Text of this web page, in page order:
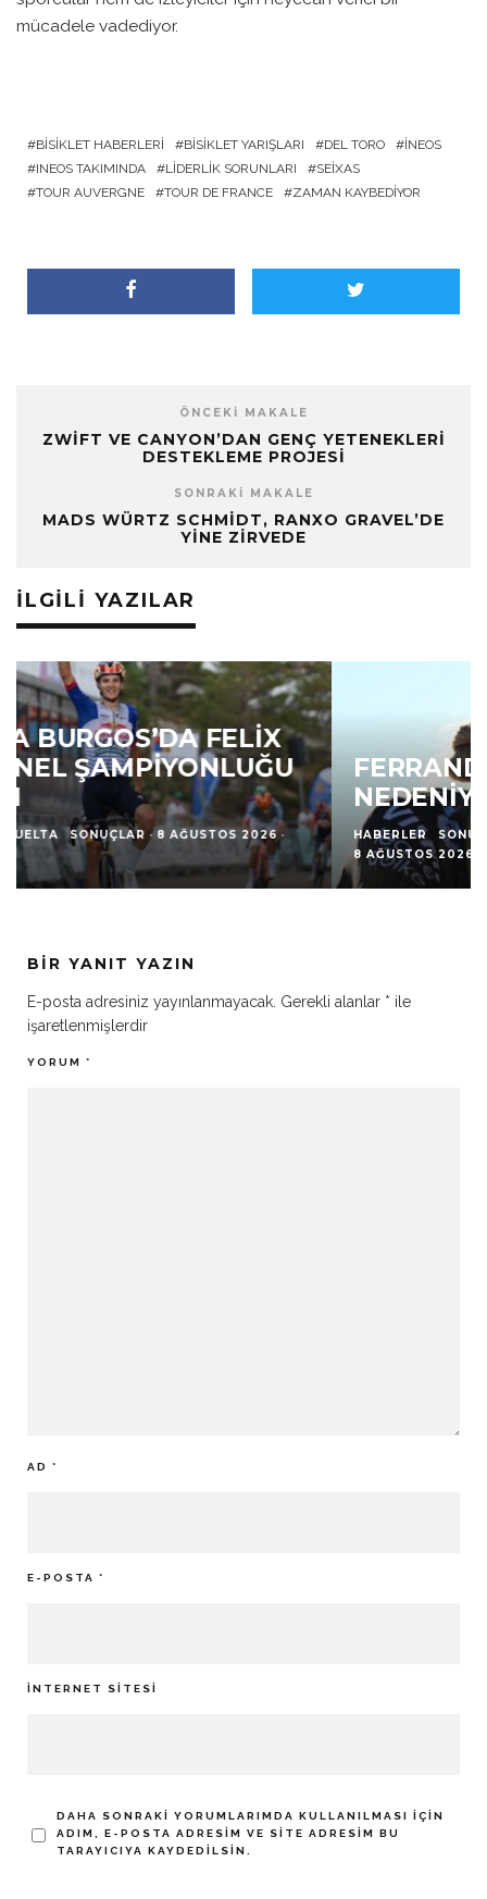
mücadele vadediyor.
BISIKLET HABERLERI BISIKLET YARIŞLARI DEL TORO
INEOS
INEOS TAKIMINDA
LIDERLIK SORUNLARI
SEIXAS
TOUR AUVERGNE
TOUR DE FRANCE ZAMAN KAYBEDIYOR
ÖNCEKI MAKALE
ZWIFT VE CANYON’DAN GENÇ YETENEKLERI
DESTEKLEME PROJESI
SONRAKI MAKALE
MADS WÜRTZ SCHMIDT, RANXO GRAVEL’DE
YINE ZIRVEDE
İLGILI YAZILAR
FERRAND-PRÉVOT, HASTALIK
NEDENIYLE TURU TERK ETTI
HABERLER SONUÇLAR TOUR DE FRANCE
8 AĞUSTOS 2026
1 DAKIKADA OKU
BIR YANIT YAZIN
E-posta adresiniz yayınlanmayacak. Gerekli alanlar * ile
işaretlenmişlerdir
YORUM *
AD *
E-POSTA *
İNTERNET SITESI
DAHA SONRAKI YORUMLARIMDA KULLANILMASI IÇIN
ADIM, E-POSTA ADRESIM VE SITE ADRESIM BU
TARAYICIYA KAYDEDILSIN.